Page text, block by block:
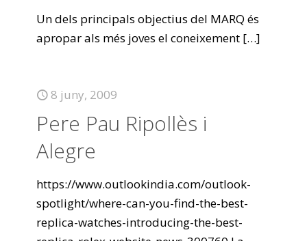
Un dels principals objectius del MARQ és
apropar als més joves el coneixement […]
8 juny, 2009
Pere Pau Ripollès i
Alegre
https://www.outlookindia.com/outlook-
spotlight/where-can-you-find-the-best-
replica-watches-introducing-the-best-